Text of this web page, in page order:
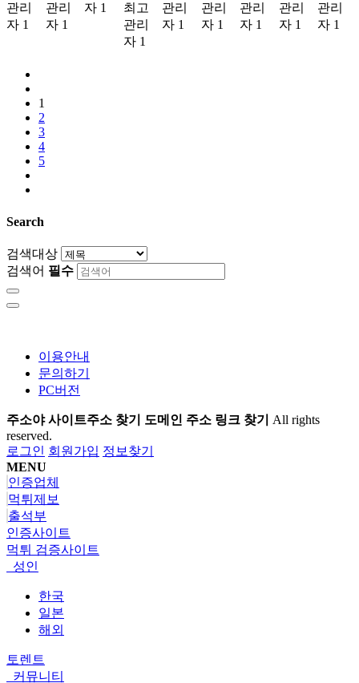
관리
자 1
관리
자 1
자 1
최고
관리
자 1
관리
자 1
관리
자 1
관리
자 1
관리
자 1
관리
자 1
1
2
3
4
5
Search
검색대상
검색어 필수
이용안내
문의하기
PC버전
주소야 사이트주소 찾기 도메인 주소 링크 찾기 All rights
reserved.
로그인 회원가입 정보찾기
MENU
인증업체
먹튀제보
출석부
인증사이트
먹튀 검증사이트
성인
한국
일본
해외
토렌트
커뮤니티